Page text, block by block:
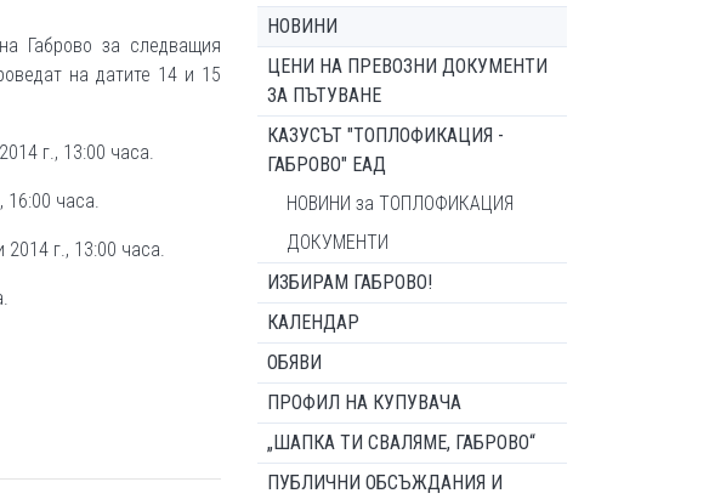
Габрово за следващия
на датите 14 и 15
г., 13:00 часа.
16:00 часа.
2014 г., 13:00 часа.
НОВИНИ
ЦЕНИ НА ПРЕВОЗНИ ДОКУМЕНТИ
ЗА ПЪТУВАНЕ
КАЗУСЪТ "ТОПЛОФИКАЦИЯ -
ГАБРОВО" ЕАД
НОВИНИ за ТОПЛОФИКАЦИЯ
ДОКУМЕНТИ
ИЗБИРАМ ГАБРОВО!
КАЛЕНДАР
ОБЯВИ
ПРОФИЛ НА КУПУВАЧА
„ШАПКА ТИ СВАЛЯМЕ, ГАБРОВО“
ПУБЛИЧНИ ОБСЪЖДАНИЯ И